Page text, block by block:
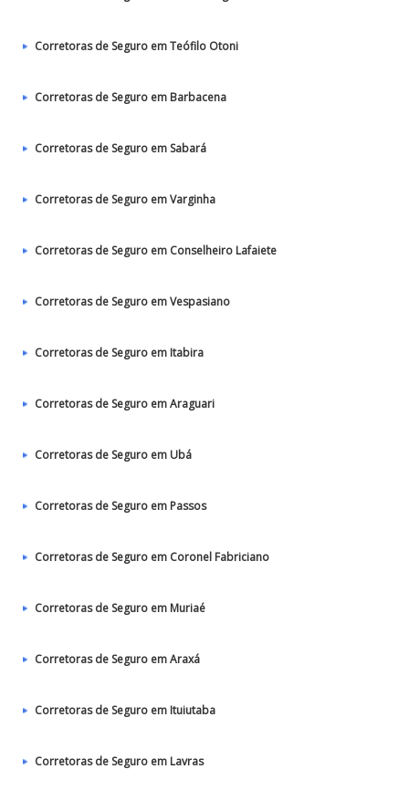
Corretoras de Seguro em Teófilo Otoni
Corretoras de Seguro em Barbacena
Corretoras de Seguro em Sabará
Corretoras de Seguro em Varginha
Corretoras de Seguro em Conselheiro Lafaiete
Corretoras de Seguro em Vespasiano
Corretoras de Seguro em Itabira
Corretoras de Seguro em Araguari
Corretoras de Seguro em Ubá
Corretoras de Seguro em Passos
Corretoras de Seguro em Coronel Fabriciano
Corretoras de Seguro em Muriaé
Corretoras de Seguro em Araxá
Corretoras de Seguro em Ituiutaba
Corretoras de Seguro em Lavras